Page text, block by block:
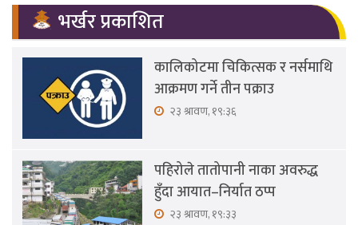
भर्खर प्रकाशित
कालिकोटमा चिकित्सक र नर्समाथि
आक्रमण गर्ने तीन पक्राउ
२३ श्रावण, १९:३६
पहिरोले तातोपानी नाका अवरुद्ध
हुँदा आयात–निर्यात ठप्प
२३ श्रावण, १९:३३